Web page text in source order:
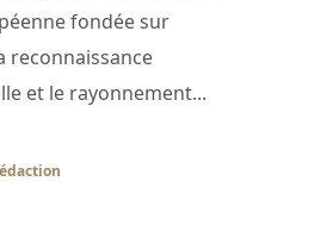
fondée sur
reconnaissance
et le rayonnement...